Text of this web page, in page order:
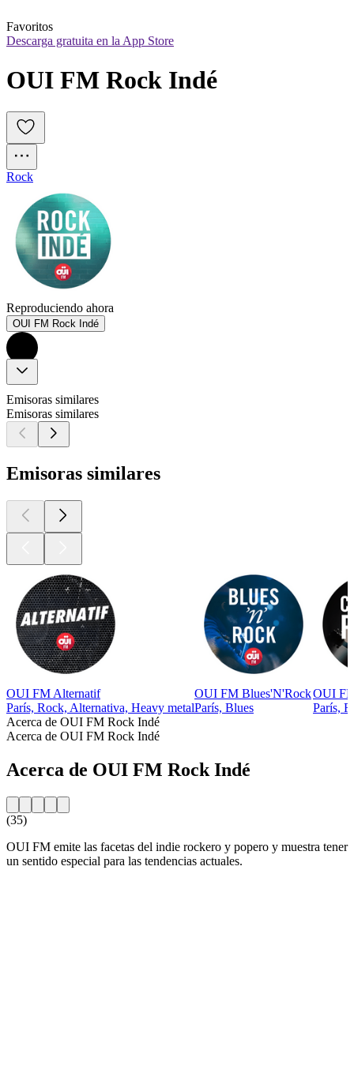
Favoritos
Descarga gratuita en la App Store
OUI FM Rock Indé
Rock
Reproduciendo ahora
OUI FM Rock Indé
Emisoras similares
Emisoras similares
Emisoras similares
OUI FM Alternatif
París, Rock, Alternativa, Heavy metal
OUI FM Blues'N'Rock
París, Blues
OUI
París,
Acerca de OUI FM Rock Indé
Acerca de OUI FM Rock Indé
Acerca de OUI FM Rock Indé
(35)
OUI FM emite las facetas del indie rockero y popero y muestra tener
un sentido especial para las tendencias actuales.